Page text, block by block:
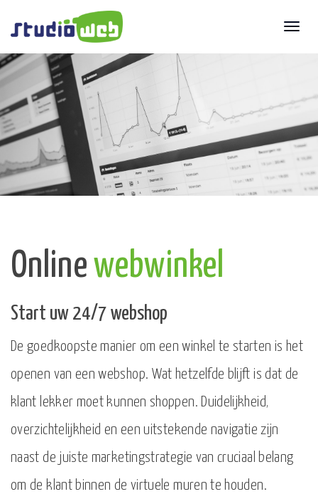
Toggle
Onlinewebwinkel
Start uw 24/7 webshop
De goedkoopste manier om een winkel te starten is het
openen van een webshop. Wat hetzelfde blijft is dat de
klant lekker moet kunnen shoppen. Duidelijkheid,
overzichtelijkheid en een uitstekende navigatie zijn
naast de juiste marketingstrategie van cruciaal belang
om de klant binnen de virtuele muren te houden.